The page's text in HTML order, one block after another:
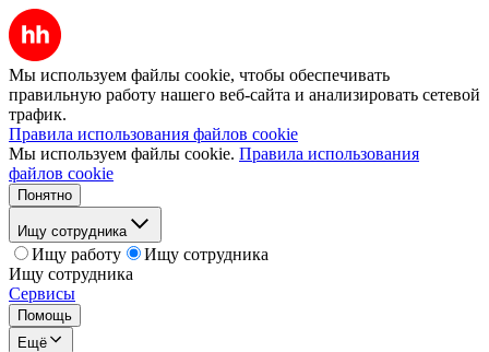
Мы используем файлы cookie, чтобы обеспечивать
правильную работу нашего веб-сайта и анализировать сетевой
трафик.
Правила использования файлов cookie
Мы используем файлы cookie. Правила использования
файлов cookie
Понятно
Ищу сотрудника
Ищу работу
Ищу сотрудника
Ищу сотрудника
Сервисы
Помощь
Ещё